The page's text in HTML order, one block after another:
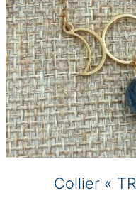
Collier «